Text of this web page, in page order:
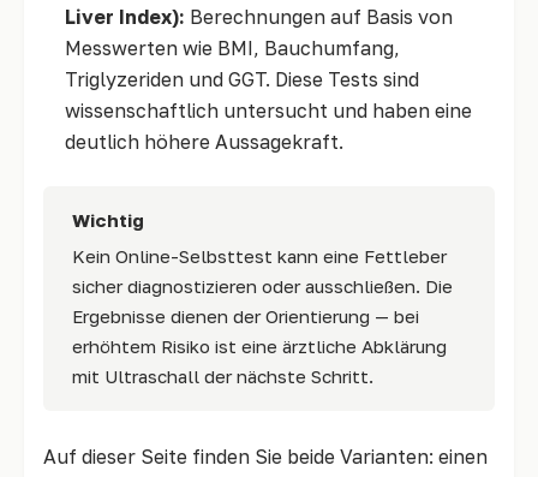
Liver Index): Berechnungen auf Basis von
Messwerten wie BMI, Bauchumfang,
Triglyzeriden und GGT. Diese Tests sind
wissenschaftlich untersucht und haben eine
deutlich höhere Aussagekraft.
Wichtig
Kein Online-Selbsttest kann eine Fettleber
sicher diagnostizieren oder ausschließen. Die
Ergebnisse dienen der Orientierung — bei
erhöhtem Risiko ist eine ärztliche Abklärung
mit Ultraschall der nächste Schritt.
Auf dieser Seite finden Sie beide Varianten: einen